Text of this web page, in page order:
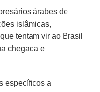
árabes de
islâmicas,
tentam vir ao Brasil
chegada e
específicos a